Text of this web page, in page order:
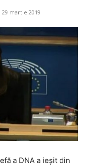
29 martie 2019
a DNA a ieșit din